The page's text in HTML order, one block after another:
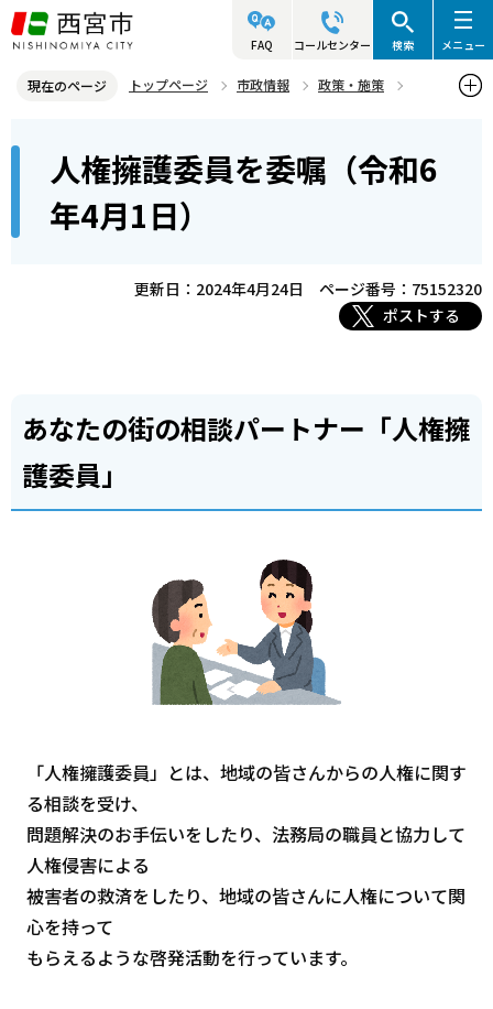
こ
の
ジ
頭
FAQ コールセンター 検索 メニュー
現在のページ トップページ 市政情報
政策・施策
人権擁護委員を委嘱（令和6年4月1日）
人権擁護委員を委嘱（令和6
年4月1日）
更新日：2024年4月24日
ページ番号：75152320
ポストする
あなたの街の相談パートナー「人権擁
護委員」
「人権擁護委員」とは、地域の皆さんからの人権に関す
る相談を受け、
問題解決のお手伝いをしたり、法務局の職員と協力して
人権侵害による
被害者の救済をしたり、地域の皆さんに人権について関
心を持って
もらえるような啓発活動を行っています。